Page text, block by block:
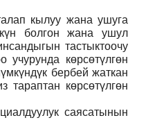
кылуу жана ушуга
болгон жана ушул
тастыктоочу
учурунда көрсөтүлгөн
бербей жаткан
тараптан көрсөтүлгөн
саясатынын